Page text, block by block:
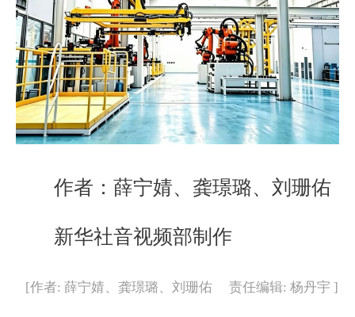
作者：薛宁婧、龚璟璐、刘珊佑
新华社音视频部制作
[作者: 薛宁婧、龚璟璐、刘珊佑 责任编辑: 杨丹宇 ]